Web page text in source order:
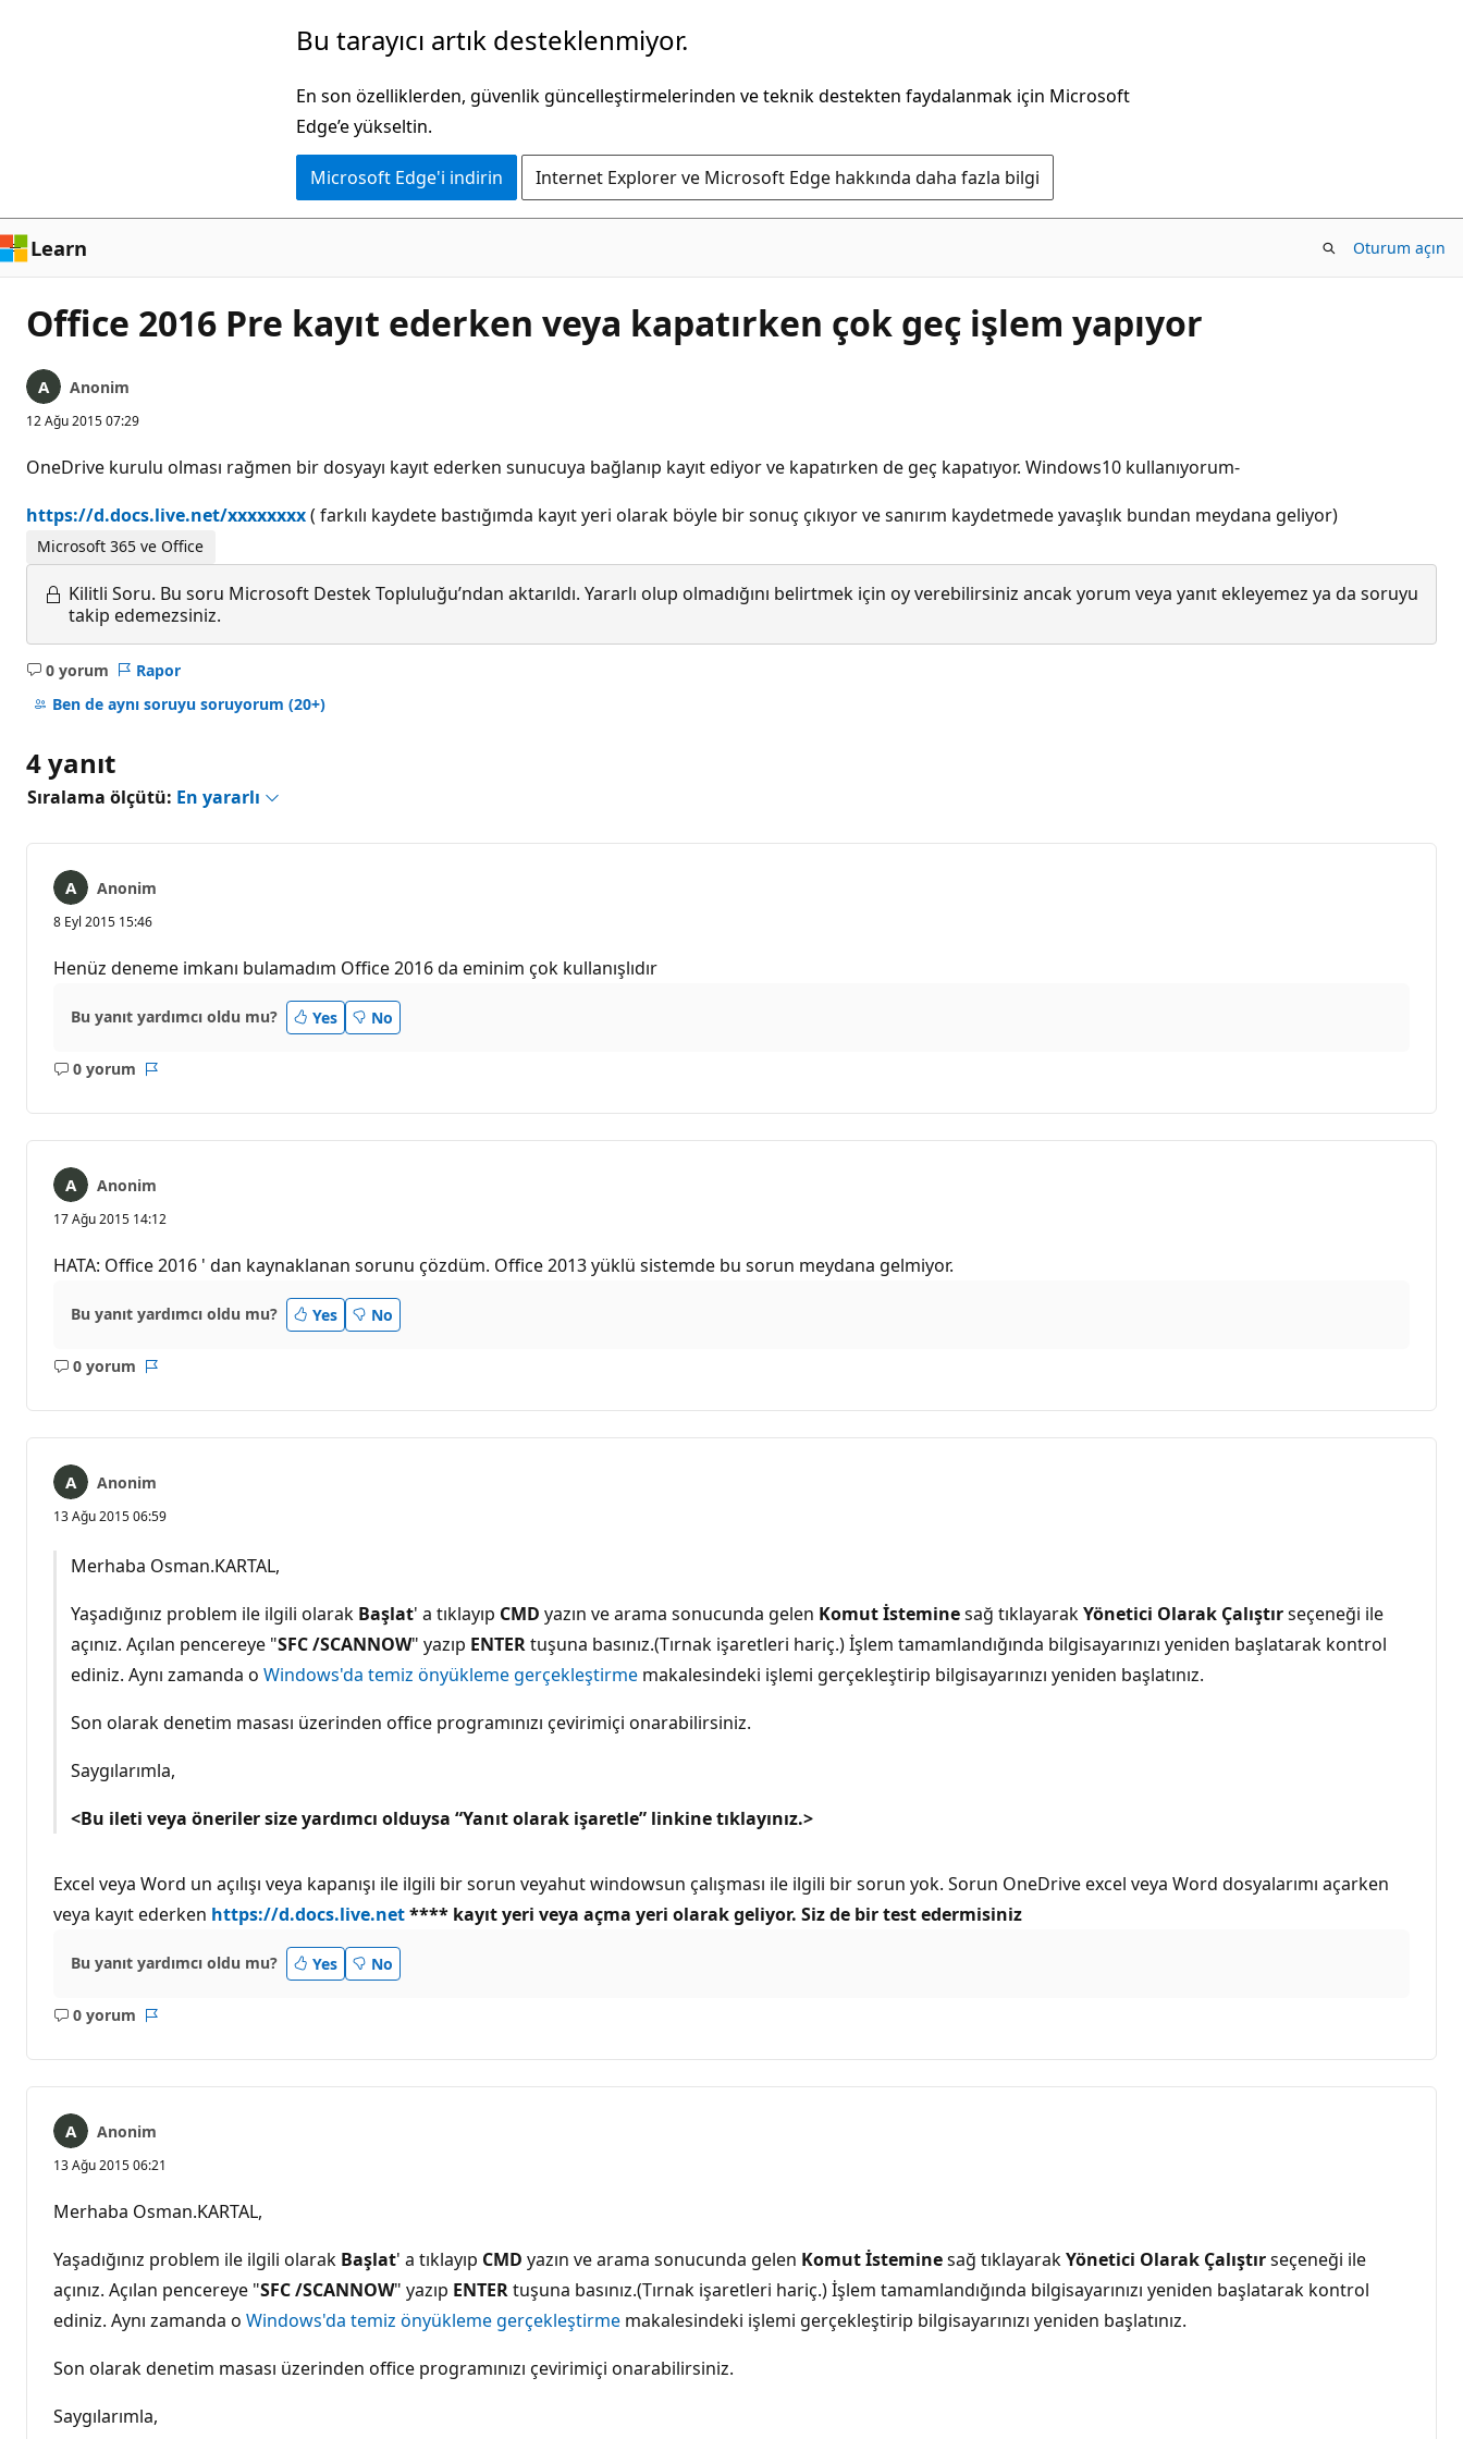
Bu tarayıcı artık desteklenmiyor.
En son özelliklerden, güvenlik güncelleştirmelerinden ve teknik destekten faydalanmak için Microsoft
Edge’e yükseltin.
Microsoft Edge'i indirin Internet Explorer ve Microsoft Edge hakkında daha fazla bilgi
Learn Oturum açın
Office 2016 Pre kayıt ederken veya kapatırken çok geç işlem yapıyor
Anonim
12 Ağu 2015 07:29
OneDrive kurulu olması rağmen bir dosyayı kayıt ederken sunucuya bağlanıp kayıt ediyor ve kapatırken de geç kapatıyor. Windows10 kullanıyorum-
https://d.docs.live.net/xxxxxxxx( farkılı kaydete bastığımda kayıt yeri olarak böyle bir sonuç çıkıyor ve sanırım kaydetmede yavaşlık bundan meydana geliyor)
Microsoft 365 ve Office
Kilitli Soru. Bu soru Microsoft Destek Topluluğu’ndan aktarıldı. Yararlı olup olmadığını belirtmek için oy verebilirsiniz ancak yorum veya yanıt ekleyemez ya da soruyu
takip edemezsiniz.
0 yorum
Açıklama
yok
Rapor
Ben de aynı soruyu soruyorum (20+)
4 yanıt
Sıralama ölçütü: En yararlı
Anonim
8 Eyl 2015 15:46
Henüz deneme imkanı bulamadım Office 2016 da eminim çok kullanışlıdır
Bu yanıt yardımcı oldu mu? Yes No
0 yorum
Açıklama
Anonim
17 Ağu 2015 14:12
HATA: Office 2016 ' dan kaynaklanan sorunu çözdüm. Office 2013 yüklü sistemde bu sorun meydana gelmiyor.
Bu yanıt yardımcı oldu mu? Yes No
0 yorum
Açıklama
Anonim
13 Ağu 2015 06:59
Merhaba Osman.KARTAL,
Yaşadığınız problem ile ilgili olarak Başlat' a tıklayıp CMD yazın ve arama sonucunda gelen Komut İsteminesağ tıklayarakYönetici Olarak Çalıştırseçeneği ile
açınız. Açılan pencereye "SFC /SCANNOW" yazıp ENTERtuşuna basınız.(Tırnak işaretleri hariç.) İşlem tamamlandığında bilgisayarınızı yeniden başlatarak kontrol
ediniz. Aynı zamanda o Windows'da temiz önyükleme gerçekleştirmemakalesindeki işlemi gerçekleştirip bilgisayarınızı yeniden başlatınız.
Son olarak denetim masası üzerinden office programınızı çevirimiçi onarabilirsiniz.
Saygılarımla,
<Bu ileti veya öneriler size yardımcı olduysa “Yanıt olarak işaretle” linkine tıklayınız.>
Excel veya Word un açılışı veya kapanışı ile ilgili bir sorun veyahut windowsun çalışması ile ilgili bir sorun yok. Sorun OneDrive excel veya Word dosyalarımı açarken
veya kayıt ederken https://d.docs.live.net**** kayıt yeri veya açma yeri olarak geliyor. Siz de bir test edermisiniz
Bu yanıt yardımcı oldu mu? Yes No
0 yorum
Açıklama
Anonim
13 Ağu 2015 06:21
Merhaba Osman.KARTAL,
Yaşadığınız problem ile ilgili olarak Başlat' a tıklayıp CMD yazın ve arama sonucunda gelen Komut İsteminesağ tıklayarakYönetici Olarak Çalıştırseçeneği ile
açınız. Açılan pencereye "SFC /SCANNOW" yazıp ENTERtuşuna basınız.(Tırnak işaretleri hariç.) İşlem tamamlandığında bilgisayarınızı yeniden başlatarak kontrol
ediniz. Aynı zamanda o Windows'da temiz önyükleme gerçekleştirme makalesindeki işlemi gerçekleştirip bilgisayarınızı yeniden başlatınız.
Son olarak denetim masası üzerinden office programınızı çevirimiçi onarabilirsiniz.
Saygılarımla,